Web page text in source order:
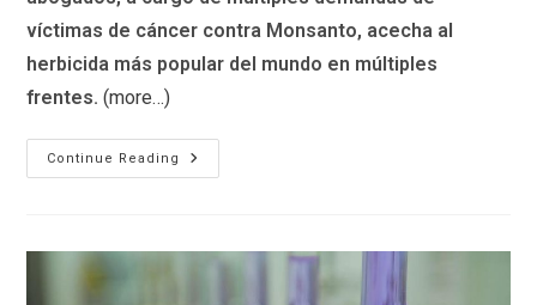
víctimas de cáncer contra Monsanto, acecha al
herbicida más popular del mundo en múltiples
frentes. (more…)
Continue Reading
Un
Dream